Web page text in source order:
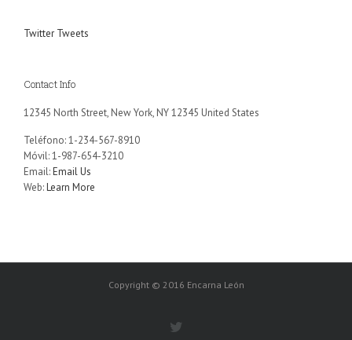
Twitter Tweets
Contact Info
12345 North Street, New York, NY 12345 United States
Teléfono: 1-234-567-8910
Móvil: 1-987-654-3210
Email:Email Us
Web:Learn More
Copyright © 2016 Encarna León